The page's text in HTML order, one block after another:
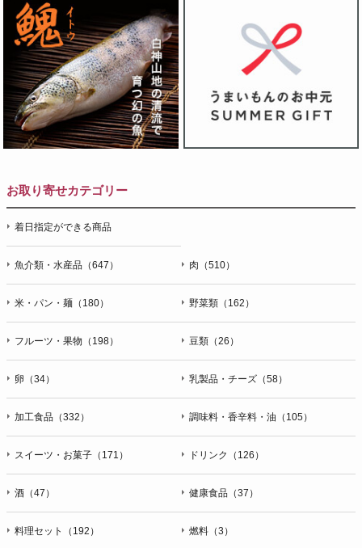
お取り寄せカテゴリー
着日指定ができる商品
魚介類・水産品（647） 肉（510）
米・パン・麺（180） 野菜類（162）
フルーツ・果物（198） 豆類（26）
卵（34） 乳製品・チーズ（58）
加工食品（332） 調味料・香辛料・油（105）
スイーツ・お菓子（171） ドリンク（126）
酒（47） 健康食品（37）
料理セット（192） 燃料（3）